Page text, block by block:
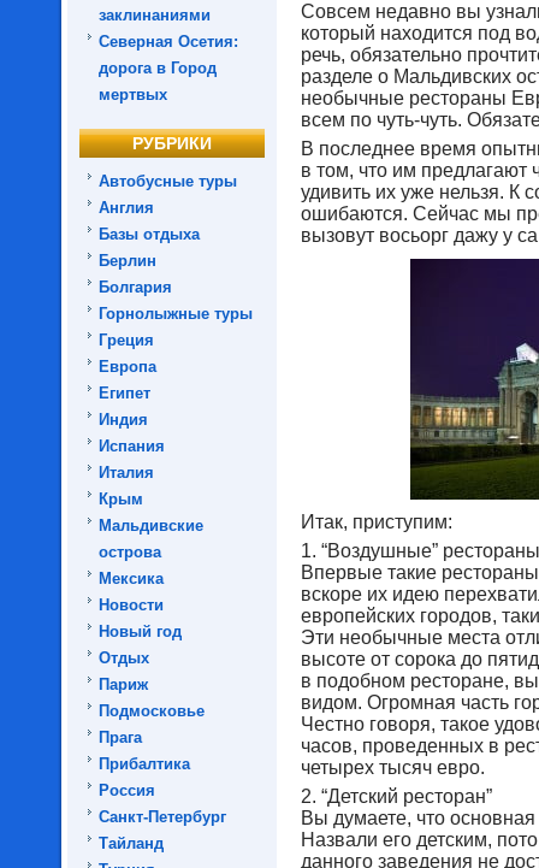
заклинаниями
Северная Осетия:
дорога в Город
мертвых
РУБРИКИ
Автобусные туры
Англия
Базы отдыха
Берлин
Болгария
Горнолыжные туры
Греция
Европа
Египет
Индия
Испания
Италия
Крым
Мальдивские
острова
Мексика
Новости
Новый год
Отдых
Париж
Подмосковье
Прага
Прибалтика
Россия
Санкт-Петербург
Тайланд
Совсем недавно вы
который находится под
речь, обязательно
разделе о Мальдивских
необычные рестораны
всем по чуть-чуть.
В последнее время
в том, что им предлагают
удивить их уже нельзя. К
ошибаются. Сейчас мы
вызовут восьорг дажу у
Итак, приступим:
1. “Воздушные” рестораны
Впервые такие
вскоре их идею
европейских городов,
Эти необычные места
высоте от сорока до
в подобном ресторане,
видом. Огромная часть
Честно говоря, такое
часов, проведенных в
четырех тысяч евро.
2. “Детский ресторан”
Вы думаете, что основная
Назвали его детским,
данного заведения не